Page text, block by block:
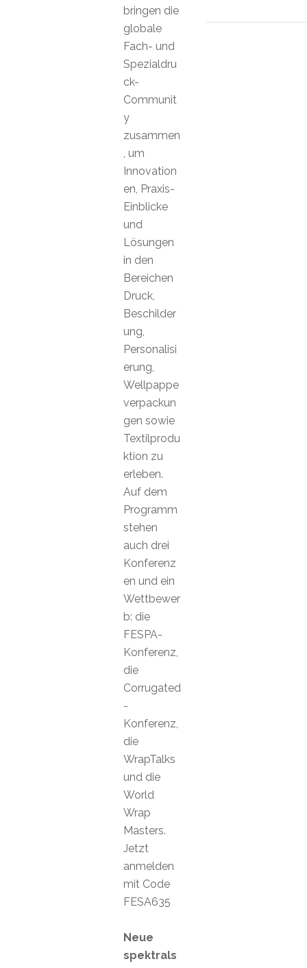
bringen die
globale
Fach- und
Spezialdru
ck-
Communit
y
zusammen
, um
Innovation
en, Praxis-
Einblicke
und
Lösungen
in den
Bereichen
Druck,
Beschilder
ung,
Personalisi
erung,
Wellpappe
verpackun
gen sowie
Textilprodu
ktion zu
erleben.
Auf dem
Programm
stehen
auch drei
Konferenz
en und ein
Wettbewer
b: die
FESPA-
Konferenz,
die
Corrugated
-
Konferenz,
die
WrapTalks
und die
World
Wrap
Masters.
Jetzt
anmelden
mit Code
FESA635
Neue
spektrals